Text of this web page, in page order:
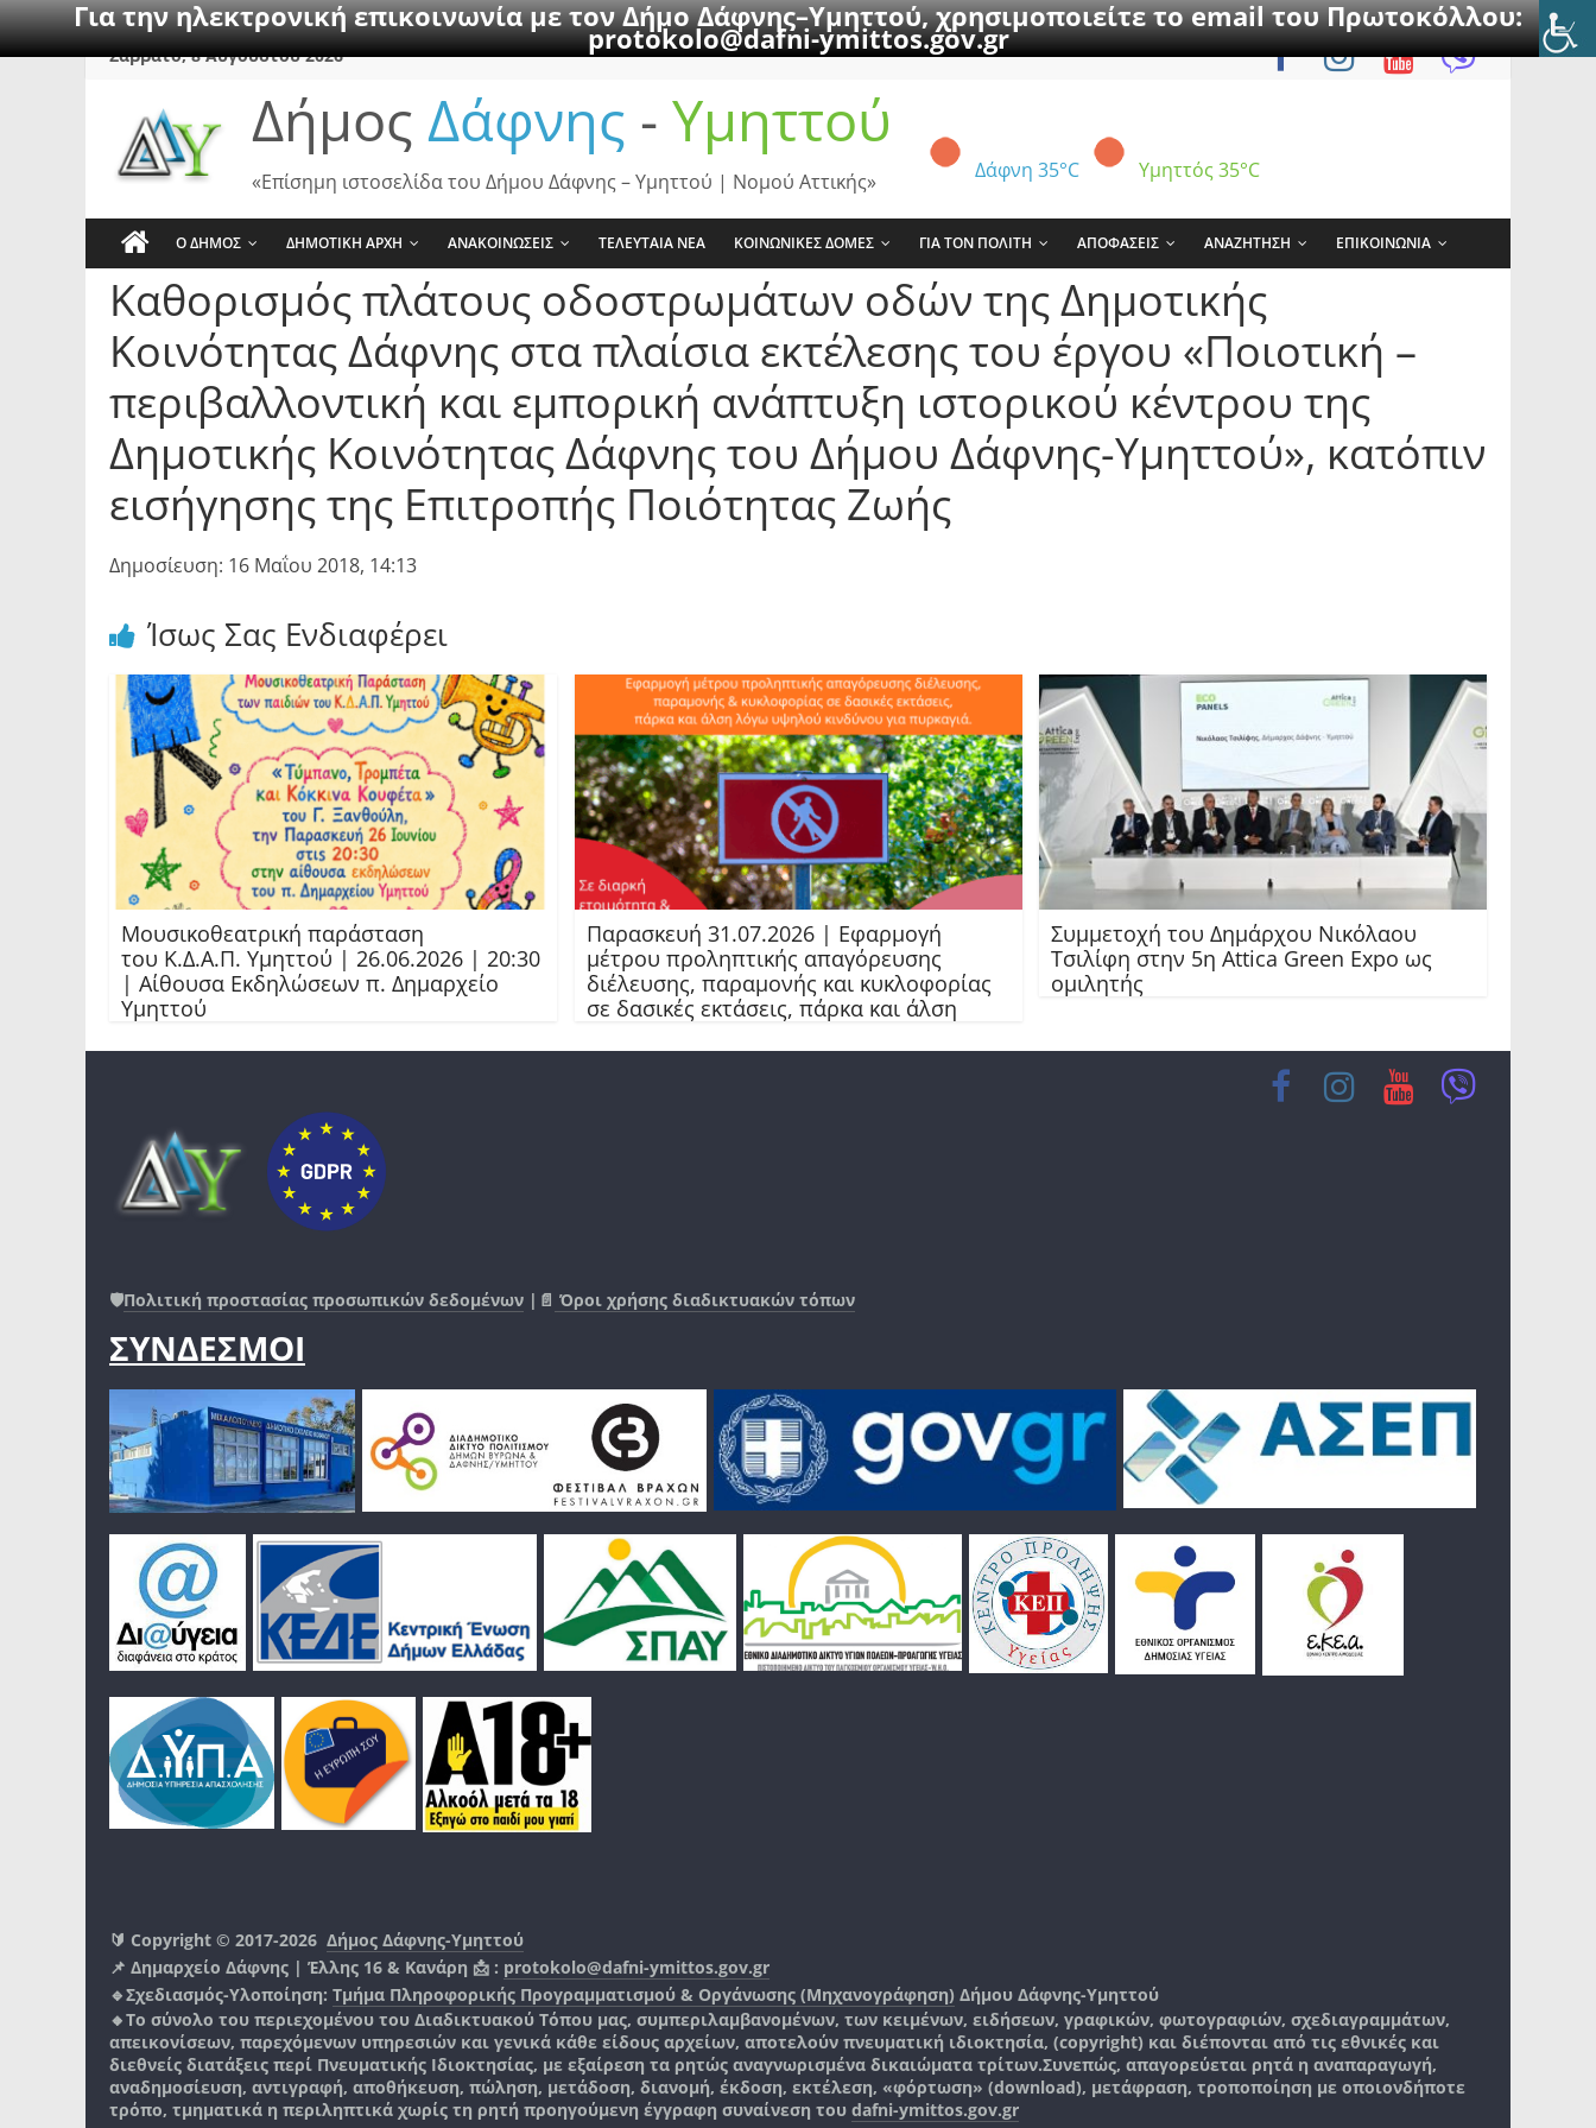
Για την ηλεκτρονική επικοινωνία με τον Δήμο Δάφνης–Υμηττού, χρησιμοποιείτε το email του Πρωτοκόλλου:
protokolo@dafni-ymittos.gov.gr
SkipΣάββατο, 8 Αυγούστου 2026
Δήμος Δάφνης - Υμηττού
Δάφνη 35°C Υμηττός 35°C
«Επίσημη ιστοσελίδα του Δήμου Δάφνης – Υμηττού | Νομού Αττικής»
Ο ΔΗΜΟΣ ΔΗΜΟΤΙΚΗ ΑΡΧΗ ΑΝΑΚΟΙΝΩΣΕΙΣ ΤΕΛΕΥΤΑΙΑ ΝΕΑ ΚΟΙΝΩΝΙΚΕΣ ΔΟΜΕΣ ΓΙΑ ΤΟΝ ΠΟΛΙΤΗ ΑΠΟΦΑΣΕΙΣ ΑΝΑΖΗΤΗΣΗ ΕΠΙΚΟΙΝΩΝΙΑ
Καθορισμός πλάτους οδοστρωμάτων οδών της Δημοτικής
Κοινότητας Δάφνης στα πλαίσια εκτέλεσης του έργου «Ποιοτική –
περιβαλλοντική και εμπορική ανάπτυξη ιστορικού κέντρου της
Δημοτικής Κοινότητας Δάφνης του Δήμου Δάφνης-Υμηττού», κατόπιν
εισήγησης της Επιτροπής Ποιότητας Ζωής
Δημοσίευση: 16 Μαΐου 2018, 14:13
Ίσως Σας Ενδιαφέρει
Μουσικοθεατρική παράσταση
του Κ.Δ.Α.Π. Υμηττού | 26.06.2026 | 20:30
| Αίθουσα Εκδηλώσεων π. Δημαρχείο
Υμηττού
Παρασκευή 31.07.2026 | Εφαρμογή
μέτρου προληπτικής απαγόρευσης
διέλευσης, παραμονής και κυκλοφορίας
σε δασικές εκτάσεις, πάρκα και άλση
Συμμετοχή του Δημάρχου Νικόλαου
Τσιλίφη στην 5η Attica Green Expo ως
ομιλητής
🛡️Πολιτική προστασίας προσωπικών δεδομένων |📄 Όροι χρήσης διαδικτυακών τόπων
ΣΥΝΔΕΣΜΟΙ
🔰 Copyright © 2017-2026 Δήμος Δάφνης-Υμηττού
📌 Δημαρχείο Δάφνης | Έλλης 16 & Κανάρη 📩 : protokolo@dafni-ymittos.gov.gr
🔹Σχεδιασμός-Υλοποίηση: Τμήμα Πληροφορικής Προγραμματισμού & Οργάνωσης (Μηχανογράφηση) Δήμου Δάφνης-Υμηττού
🔸Το σύνολο του περιεχομένου του Διαδικτυακού Τόπου μας, συμπεριλαμβανομένων, των κειμένων, ειδήσεων, γραφικών, φωτογραφιών, σχεδιαγραμμάτων,
απεικονίσεων, παρεχόμενων υπηρεσιών και γενικά κάθε είδους αρχείων, αποτελούν πνευματική ιδιοκτησία, (copyright) και διέπονται από τις εθνικές και
διεθνείς διατάξεις περί Πνευματικής Ιδιοκτησίας, με εξαίρεση τα ρητώς αναγνωρισμένα δικαιώματα τρίτων.Συνεπώς, απαγορεύεται ρητά η αναπαραγωγή,
αναδημοσίευση, αντιγραφή, αποθήκευση, πώληση, μετάδοση, διανομή, έκδοση, εκτέλεση, «φόρτωση» (download), μετάφραση, τροποποίηση με οποιονδήποτε
τρόπο, τμηματικά η περιληπτικά χωρίς τη ρητή προηγούμενη έγγραφη συναίνεση του dafni-ymittos.gov.gr